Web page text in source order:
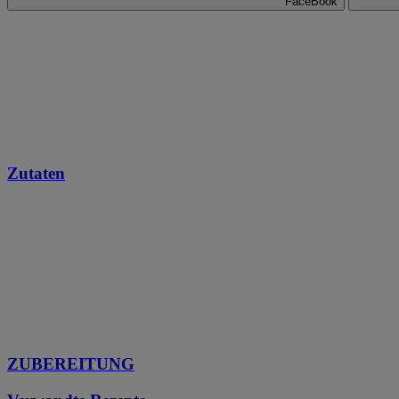
Zutaten
ZUBEREITUNG